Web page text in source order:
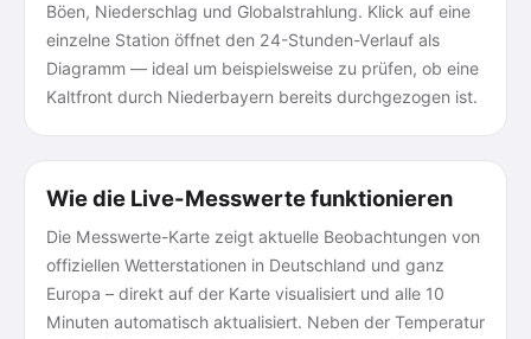
Böen, Niederschlag und Globalstrahlung. Klick auf eine
einzelne Station öffnet den 24-Stunden-Verlauf als
Diagramm — ideal um beispielsweise zu prüfen, ob eine
Kaltfront durch Niederbayern bereits durchgezogen ist.
Wie die Live-Messwerte funktionieren
Die Messwerte-Karte zeigt aktuelle Beobachtungen von
offiziellen Wetterstationen in Deutschland und ganz
Europa – direkt auf der Karte visualisiert und alle 10
Minuten automatisch aktualisiert. Neben der Temperatur